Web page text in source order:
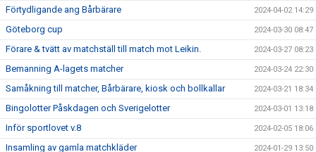
Förtydligande ang Bårbärare 2024-04-02 14:29
Göteborg cup 2024-03-30 08:47
Förare & tvätt av matchställ till match mot Leikin. 2024-03-27 08:23
Bemanning A-lagets matcher 2024-03-24 22:30
Samåkning till matcher, Bårbärare, kiosk och bollkallar 2024-03-21 18:34
Bingolotter Påskdagen och Sverigelotter 2024-03-01 13:18
Inför sportlovet v.8 2024-02-05 18:06
Insamling av gamla matchkläder 2024-01-29 13:50